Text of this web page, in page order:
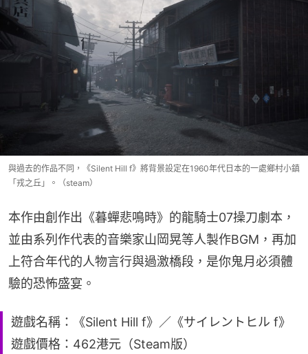
與過去的作品不同，《Silent Hill f》將背景設定在1960年代日本的一處鄉村小鎮
「戎之丘」。（steam）
本作由創作出《暮蟬悲鳴時》的龍騎士07操刀劇本，
並由系列作代表的音樂家山岡晃等人製作BGM，再加
上符合年代的人物言行與過激橋段，是你鬼月必須體
驗的恐怖盛宴。
遊戲名稱：《Silent Hill f》／《サイレントヒル f》
遊戲價格：462港元（Steam版）